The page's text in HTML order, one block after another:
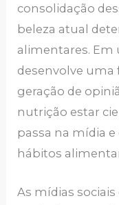
consolidação
beleza atual
alimentares. Em
desenvolve
geração de
nutrição estar
passa na mídia
hábitos
As mídias